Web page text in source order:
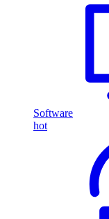
Software
hot